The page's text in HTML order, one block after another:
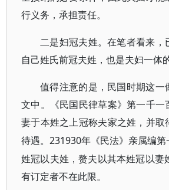
行义务，承担责任。
二是妇冠夫姓。在笔者看来，
自己姓氏前冠夫姓，也是夫妇一体
值得注意的是，民国时期这一
文中。《民国民律草案》第一千一
妻于本姓之上冠称夫家之姓，并取
待遇。 231930年《民法》亲属编
姓冠以夫姓，赘夫以其本姓冠以妻
有订定者不在此限。